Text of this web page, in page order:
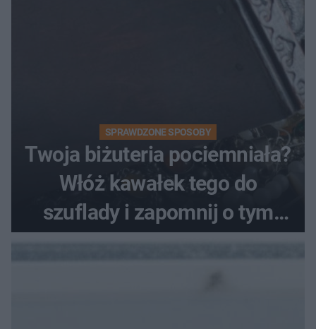
SPRAWDZONE SPOSOBY
Twoja biżuteria pociemniała?
Włóż kawałek tego do
szuflady i zapomnij o tym
problemie. Sposób na